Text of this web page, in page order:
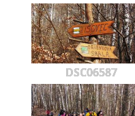
DSC06587